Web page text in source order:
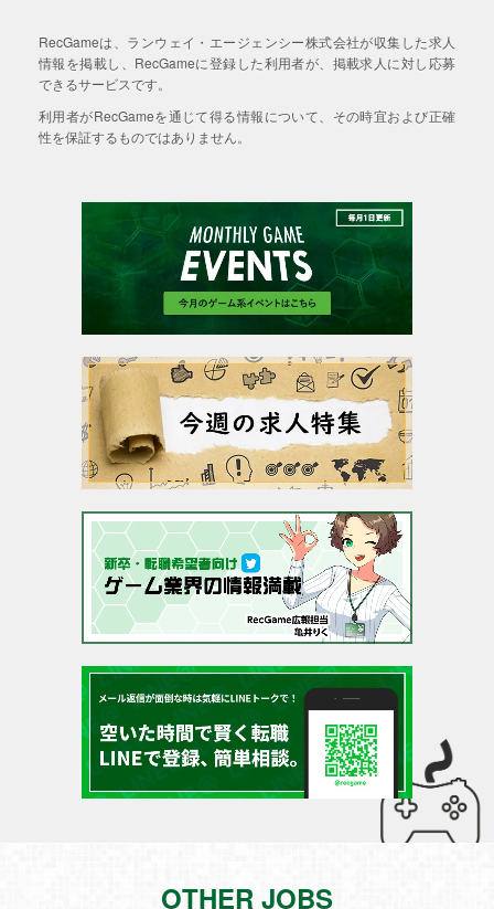
RecGameは、ランウェイ・エージェンシー株式会社が収集した求人
情報を掲載し、RecGameに登録した利用者が、掲載求人に対し応募
できるサービスです。
利用者がRecGameを通じて得る情報について、その時宜および正確
性を保証するものではありません。
OTHER JOBS